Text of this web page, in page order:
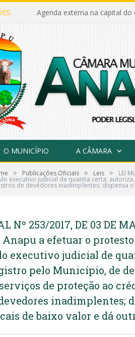
Agenda externa na capital do
O MUNICÍPIO A CÂMARA
» Publicações Oficiais » Leis » LEI
executivo judicial de quantia certa;
de devedores inadimplentes; dispensa
Nº 253/2017, DE 03 DE
a efetuar o
executivo judicial de
pelo Município, de
de proteção ao
inadimplentes;
de baixo valor e dá